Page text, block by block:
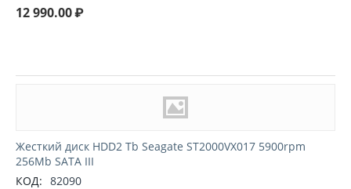
12 990.00₽
Жесткий диск HDD2 Tb Seagate ST2000VX017 5900rpm
256Mb SATA III
КОД: 82090